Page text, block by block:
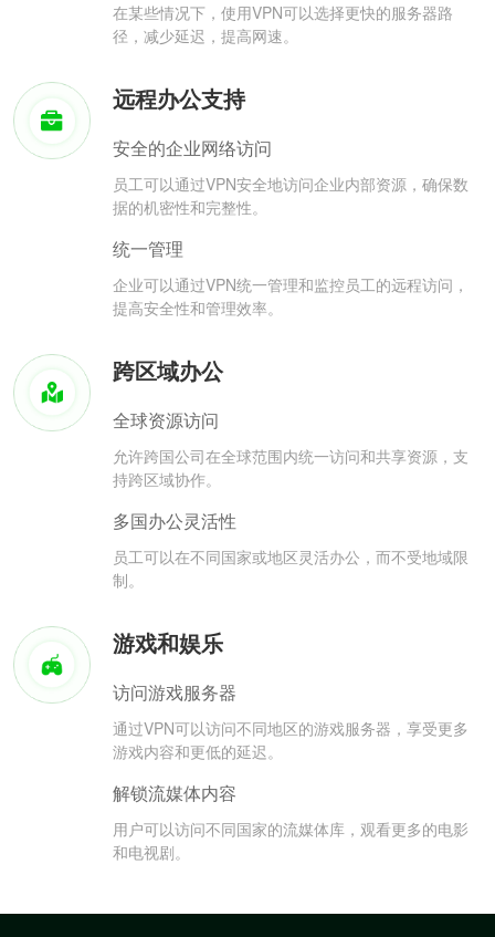
在某些情况下，使用VPN可以选择更快的服务器路
径，减少延迟，提高网速。
远程办公支持
安全的企业网络访问
员工可以通过VPN安全地访问企业内部资源，确保数
据的机密性和完整性。
统一管理
企业可以通过VPN统一管理和监控员工的远程访问，
提高安全性和管理效率。
跨区域办公
全球资源访问
允许跨国公司在全球范围内统一访问和共享资源，支
持跨区域协作。
多国办公灵活性
员工可以在不同国家或地区灵活办公，而不受地域限
制。
游戏和娱乐
访问游戏服务器
通过VPN可以访问不同地区的游戏服务器，享受更多
游戏内容和更低的延迟。
解锁流媒体内容
用户可以访问不同国家的流媒体库，观看更多的电影
和电视剧。